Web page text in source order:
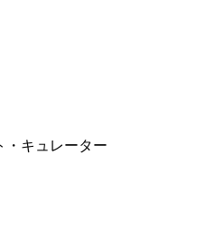
・キュレーター